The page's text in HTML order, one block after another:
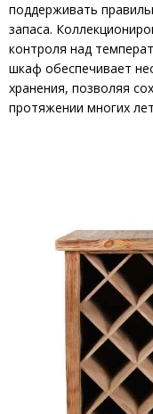
поддерживать
запаса.
контроля над
шкаф обеспечивает
хранения, позволяя
протяжении многих